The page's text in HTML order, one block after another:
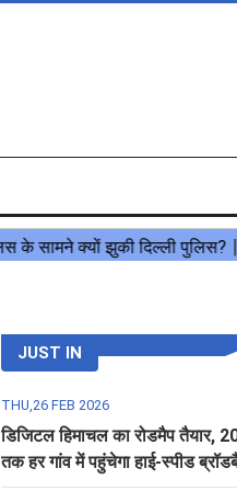
JUST IN
THU,26 FEB 2026
डिजिटल हिमाचल का रोडमैप तैयार,
तक हर गांव में पहुंचेगा हाई-स्पीड